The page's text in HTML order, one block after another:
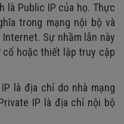
là Public IP của họ. Thực
trong mạng nội bộ và
Sự nhầm lẫn này
hoặc thiết lập truy cập
là địa chỉ do nhà mạng
IP là địa chỉ nội bộ